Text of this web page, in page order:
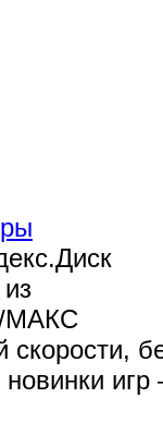
МАКС
скорости,